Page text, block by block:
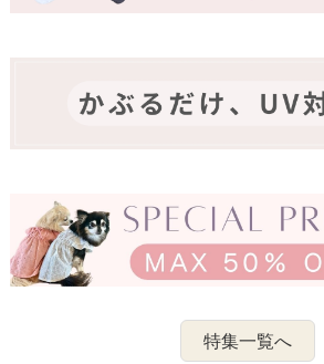
特集一覧へ